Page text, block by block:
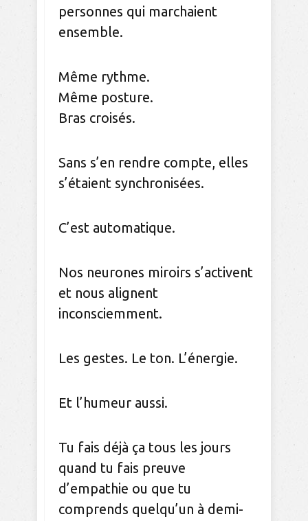
personnes qui marchaient
ensemble.
Même rythme.
Même posture.
Bras croisés.
Sans s’en rendre compte, elles
s’étaient synchronisées.
C’est automatique.
Nos neurones miroirs s’activent
et nous alignent
inconsciemment.
Les gestes. Le ton. L’énergie.
Et l’humeur aussi.
Tu fais déjà ça tous les jours
quand tu fais preuve
d’empathie ou que tu
comprends quelqu’un à demi-